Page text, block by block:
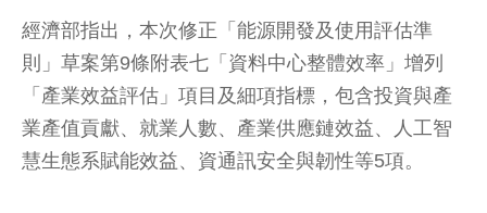
經濟部指出，本次修正「能源開發及使用評估準
則」草案第9條附表七「資料中心整體效率」增列
「產業效益評估」項目及細項指標，包含投資與產
業產值貢獻、就業人數、產業供應鏈效益、人工智
慧生態系賦能效益、資通訊安全與韌性等5項。